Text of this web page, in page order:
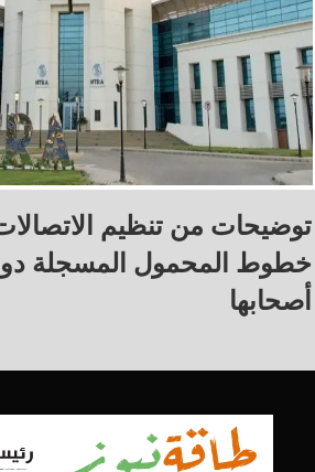
توضيحات من تنظيم
خطوط المحمول المسجلة
أصحابها